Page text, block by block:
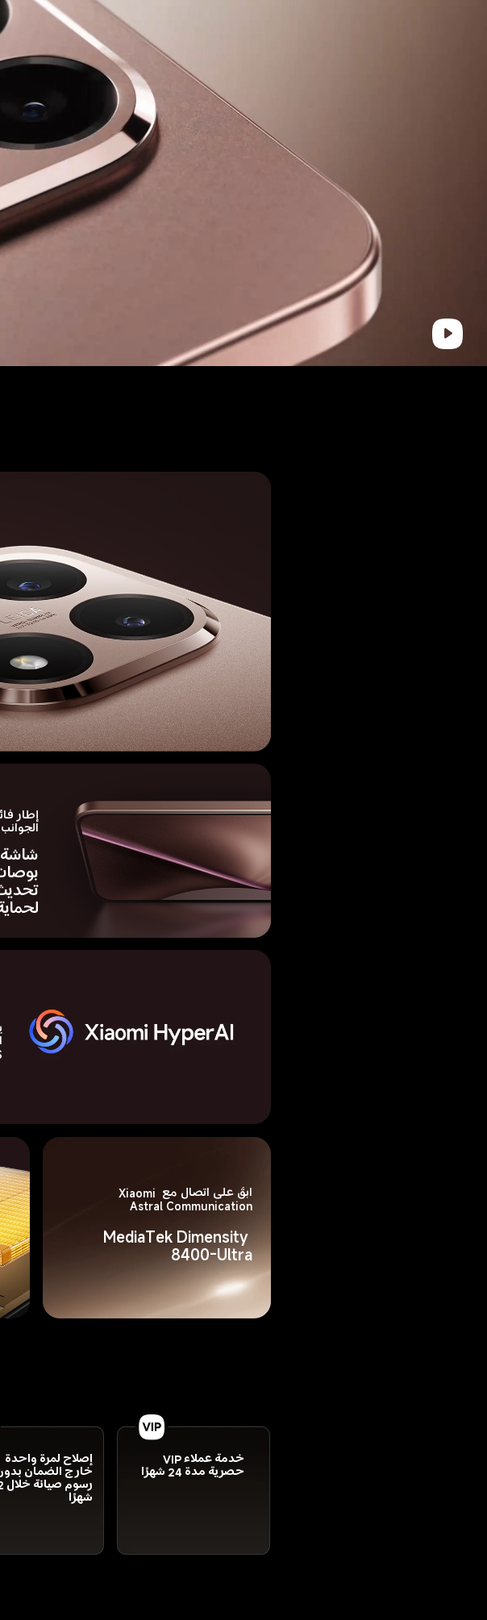
إطار
الجوانب
ابقَ على اتصال مع Xiaomi
Astral Communication
MediaTek Dimensity
8400-Ultra
إصلاح لمرة واحدة
خارج الضمان
شهرًا
خدمة عملاء VIP
حصرية مدة 24 شهرًا